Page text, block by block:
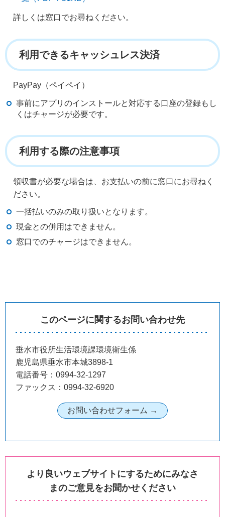
詳しくは窓口でお尋ねください。
利用できるキャッシュレス決済
PayPay（ペイペイ）
事前にアプリのインストールと対応する口座の登録もし
くはチャージが必要です。
利用する際の注意事項
領収書が必要な場合は、お支払いの前に窓口にお尋ねく
ださい。
一括払いのみの取り扱いとなります。
現金との併用はできません。
窓口でのチャージはできません。
このページに関するお問い合わせ先
垂水市役所生活環境課環境衛生係
鹿児島県垂水市本城3898-1
電話番号：0994-32-1297
ファックス：0994-32-6920
より良いウェブサイトにするためにみなさ
まのご意見をお聞かせください